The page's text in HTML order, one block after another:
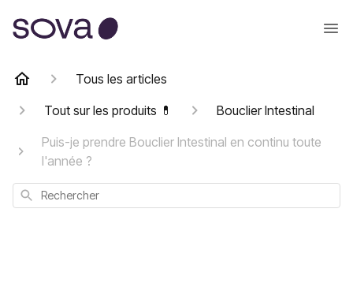
Tous les articles
Tout sur les produits 💊
Bouclier Intestinal
Puis-je prendre Bouclier Intestinal en continu toute
l'année ?
Rechercher